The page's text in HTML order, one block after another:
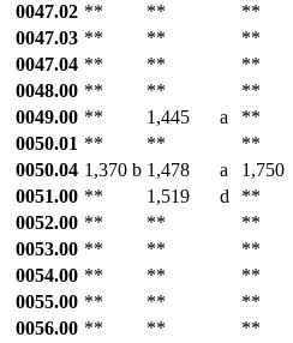
0047.02 ** ** **
0047.03 ** ** **
0047.04 ** ** **
0048.00 ** ** **
0049.00 ** 1,445 a **
0050.01 ** ** **
0050.04 1,370 b 1,478 a 1,750
0051.00 ** 1,519 d **
0052.00 ** ** **
0053.00 ** ** **
0054.00 ** ** **
0055.00 ** ** **
0056.00 ** ** **